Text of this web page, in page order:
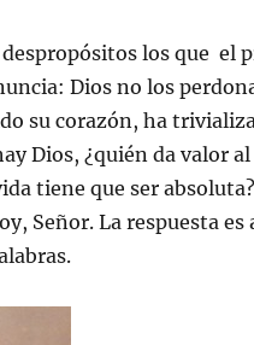
los que el
Dios no los
su corazón, ha
Dios, ¿quién da valor
tiene que ser
Señor. La respuesta